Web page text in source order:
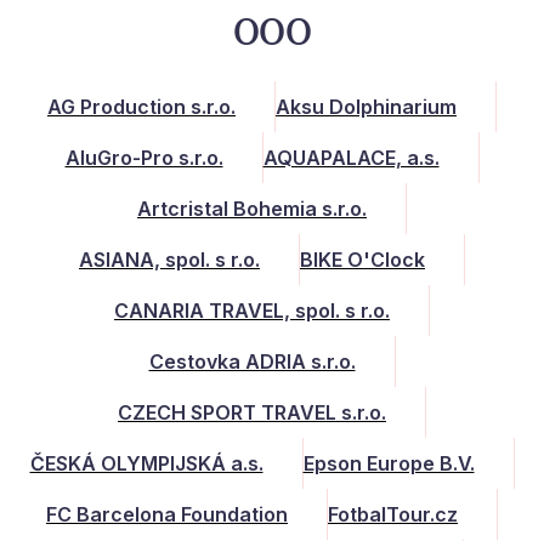
000
AG Production s.r.o. Aksu Dolphinarium
AluGro-Pro s.r.o. AQUAPALACE, a.s.
Artcristal Bohemia s.r.o.
ASIANA, spol. s r.o. BIKE O'Clock
CANARIA TRAVEL, spol. s r.o.
Cestovka ADRIA s.r.o.
CZECH SPORT TRAVEL s.r.o.
ČESKÁ OLYMPIJSKÁ a.s. Epson Europe B.V.
FC Barcelona Foundation FotbalTour.cz